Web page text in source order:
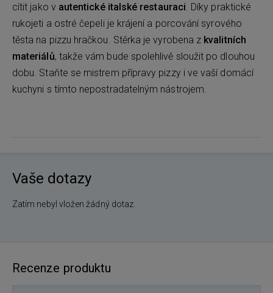
cítit jako v autentické italské restauraci . Díky praktické
rukojeti a ostré čepeli je krájení a porcování syrového
těsta na pizzu hračkou. Stěrka je vyrobena z kvalitních
materiálů, takže vám bude spolehlivě sloužit po dlouhou
dobu. Staňte se mistrem přípravy pizzy i ve vaší domácí
kuchyni s tímto nepostradatelným nástrojem.
Vaše dotazy
Zatím nebyl vložen žádný dotaz.
Recenze produktu